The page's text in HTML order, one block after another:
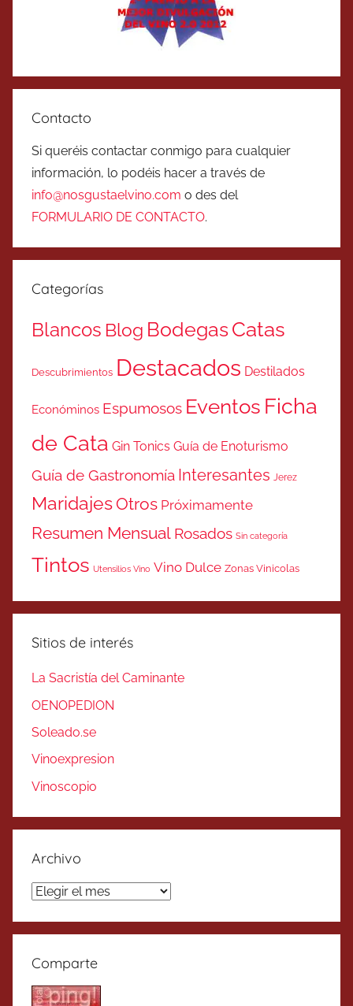
Contacto
Si queréis contactar conmigo para cualquier
información, lo podéis hacer a través de
info@nosgustaelvino.com o des del
FORMULARIO DE CONTACTO.
Categorías
Blancos Blog BodegasCatas
Descubrimientos Destacados Destilados
Económinos Espumosos Eventos Ficha
de Cata Gin Tonics Guía de Enoturismo
Guía de Gastronomía Interesantes Jerez
MaridajesOtros Próximamente
Resumen Mensual Rosados Sin categoría
Tintos Utensilios Vino Vino Dulce Zonas Vinicolas
Sitios de interés
La Sacristía del Caminante
OENOPEDION
Soleado.se
Vinoexpresion
Vinoscopio
Archivo
Archivo
Comparte